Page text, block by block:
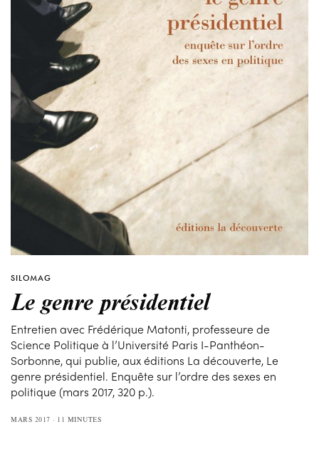
SILOMAG
Le genre présidentiel
Entretien avec Frédérique Matonti, professeure de
Science Politique à l’Université Paris I-Panthéon-
Sorbonne, qui publie, aux éditions La découverte, Le
genre présidentiel. Enquête sur l’ordre des sexes en
politique (mars 2017, 320 p.).
MARS 2017 11 MINUTES